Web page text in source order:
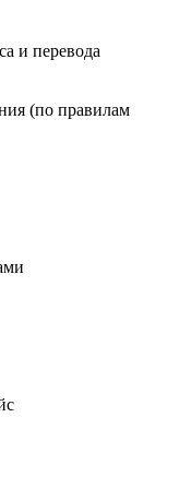
и перевода
(по правилам